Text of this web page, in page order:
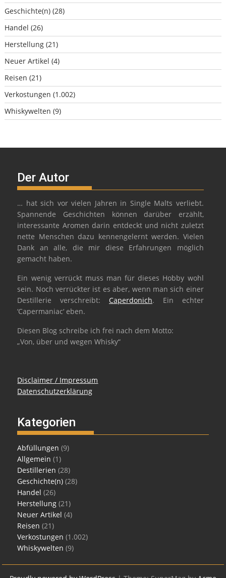
Geschichte(n) (28)
Handel (26)
Herstellung (21)
Neuer Artikel (4)
Reisen (21)
Verkostungen (1.002)
Whiskywelten (9)
Der Autor
… hat sich vor vielen Jahren in Single Malts verliebt.
Spannende Geschichten können darüber erzählt,
interessante Aromen darin entdeckt und nicht zuletzt
nette Menschen dazu kennengelernt werden. Vielen
Dank an alle, die mir diese Erfahrungen möglich
gemacht haben.
Ein wenig verrückt muss man für dieses Hobby wohl
sein. Noch verrückter ist es aber, wenn man sich einer
Destillerie verschreibt: Caperdonich. Ein echter
‘Capermaniac‘ eben.
Diesen Blog schreibe ich frei nach dem Motto:
„Von, über und wegen Whisky“
Disclaimer / Impressum
Datenschutzerklärung
Kategorien
Abfüllungen (9)
Allgemein (1)
Destillerien (28)
Geschichte(n) (28)
Handel (26)
Herstellung (21)
Neuer Artikel (4)
Reisen (21)
Verkostungen (1.002)
Whiskywelten (9)